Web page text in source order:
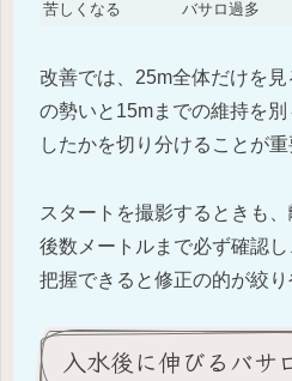
苦しくなる
バサロ過多
改善では、25m全体だけを
の勢いと15mまでの維持を
したかを切り分けることが重
スタートを撮影するときも
後数メートルまで必ず確認
把握できると修正の的が絞り
入水後に伸びるバサ